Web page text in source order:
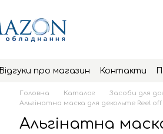
Відгуки про магазин Контакти
Головна Каталог Засоби для
Альгінатна маска для декольте Reel
Альгінатна